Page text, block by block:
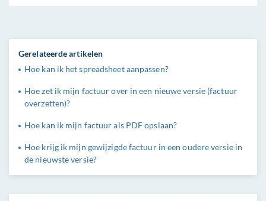
Gerelateerde artikelen
Hoe kan ik het spreadsheet aanpassen?
Hoe zet ik mijn factuur over in een nieuwe versie (factuur
overzetten)?
Hoe kan ik mijn factuur als PDF opslaan?
Hoe krijg ik mijn gewijzigde factuur in een oudere versie in
de nieuwste versie?